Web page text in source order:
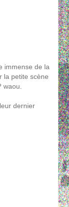
immense de la
la petite scène
dernier